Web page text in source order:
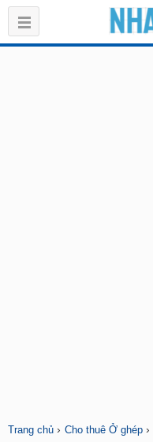
Trang chủ › Cho thuê Ở ghép ›